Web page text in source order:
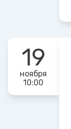
19
ноября
10:00